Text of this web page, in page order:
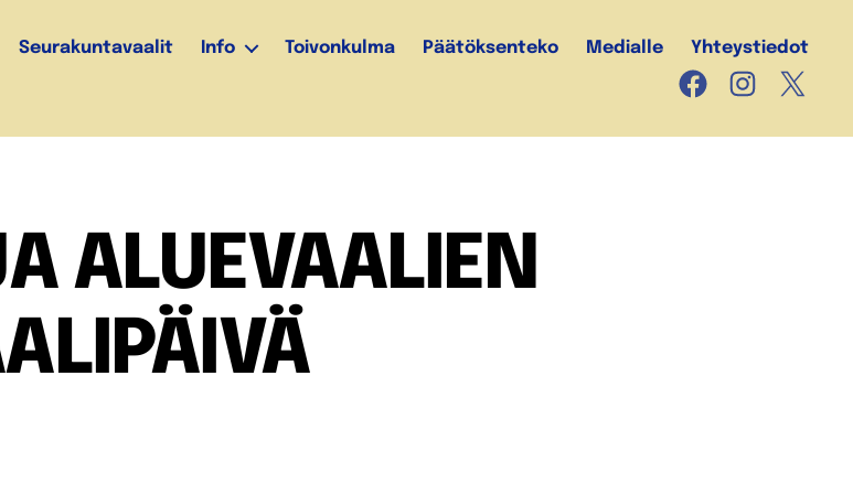
Seurakuntavaalit Info Toivonkulma Päätöksenteko Medialle Yhteystiedot
FacebookInstagram
X
ALUEVAALIEN